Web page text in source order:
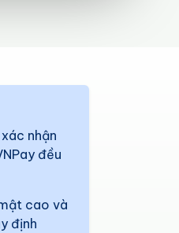
nhận
đều
cao và
định